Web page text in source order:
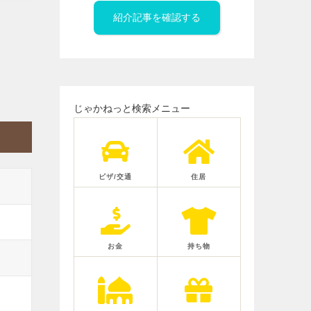
紹介記事を確認する
じゃかねっと検索メニュー
ビザ/交通 住居
お金 持ち物